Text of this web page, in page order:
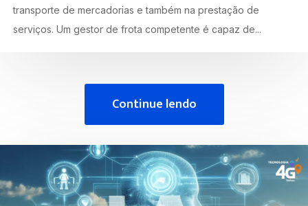
transporte de mercadorias e também na prestação de
serviços. Um gestor de frota competente é capaz de...
Continue lendo